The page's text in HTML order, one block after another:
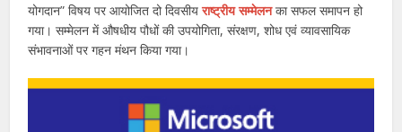
योगदान” विषय पर आयोजित दो दिवसीयराष्ट्रीय सम्मेलनका सफल समापन हो
गया। सम्मेलन में औषधीय पौधों की उपयोगिता, संरक्षण, शोध एवं व्यावसायिक
संभावनाओं पर गहन मंथन किया गया।